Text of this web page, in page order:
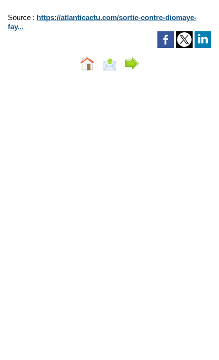
Source : https://atlanticactu.com/sortie-contre-diomaye-
fay...